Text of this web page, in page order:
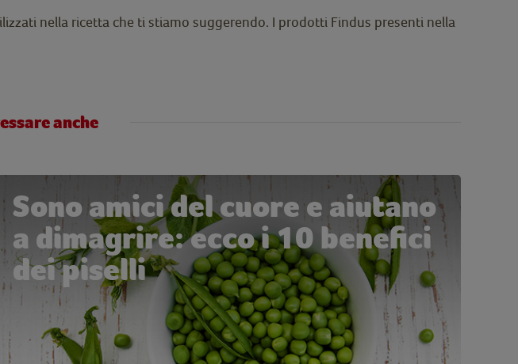
nella ricetta che ti stiamo suggerendo. I prodotti Findus presenti nella
anche
Sono amici del cuore e aiutano
a dimagrire: ecco i 10 benefici
dei piselli